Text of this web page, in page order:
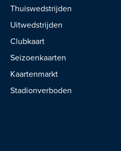
Thuiswedstrijden
Uitwedstrijden
Clubkaart
Seizoenkaarten
Kaartenmarkt
Stadionverboden